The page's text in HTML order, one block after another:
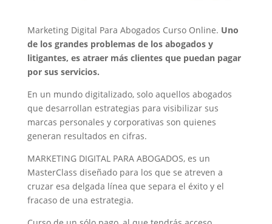
Marketing Digital Para Abogados Curso Online. Uno
de los grandes problemas de los abogados y
litigantes, es atraer más clientes que puedan pagar
por sus servicios.
En un mundo digitalizado, solo aquellos abogados
que desarrollan estrategias para visibilizar sus
marcas personales y corporativas son quienes
generan resultados en cifras.
MARKETING DIGITAL PARA ABOGADOS, es un
MasterClass diseñado para los que se atreven a
cruzar esa delgada línea que separa el éxito y el
fracaso de una estrategia.